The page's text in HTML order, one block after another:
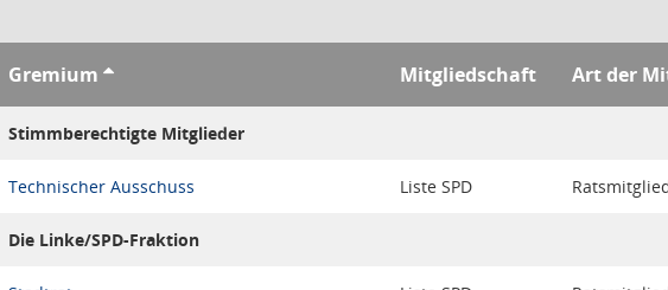
Gremium Mitgliedschaft Art der
Stimmberechtigte Mitglieder
Technischer Ausschuss Liste SPD
Die Linke/SPD-Fraktion